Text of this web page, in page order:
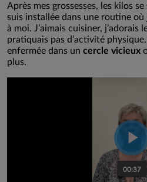
Après mes grossesses, les kilos
suis installée dans une routine
à moi. J’aimais cuisiner, j’adorais
pratiquais pas d’activité
enfermée dans un cercle vicieux
plus.